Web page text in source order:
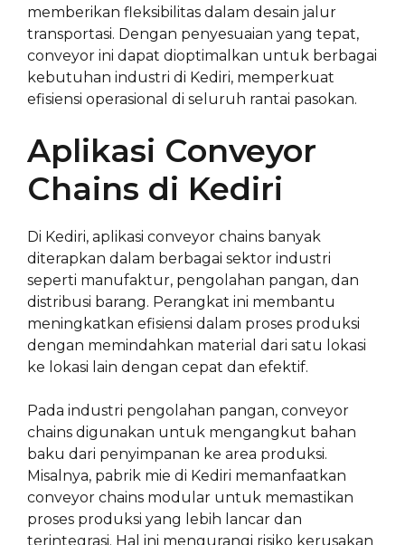
memberikan fleksibilitas dalam desain jalur
transportasi. Dengan penyesuaian yang tepat,
conveyor ini dapat dioptimalkan untuk berbagai
kebutuhan industri di Kediri, memperkuat
efisiensi operasional di seluruh rantai pasokan.
Aplikasi Conveyor
Chains di Kediri
Di Kediri, aplikasi conveyor chains banyak
diterapkan dalam berbagai sektor industri
seperti manufaktur, pengolahan pangan, dan
distribusi barang. Perangkat ini membantu
meningkatkan efisiensi dalam proses produksi
dengan memindahkan material dari satu lokasi
ke lokasi lain dengan cepat dan efektif.
Pada industri pengolahan pangan, conveyor
chains digunakan untuk mengangkut bahan
baku dari penyimpanan ke area produksi.
Misalnya, pabrik mie di Kediri memanfaatkan
conveyor chains modular untuk memastikan
proses produksi yang lebih lancar dan
terintegrasi. Hal ini mengurangi risiko kerusakan